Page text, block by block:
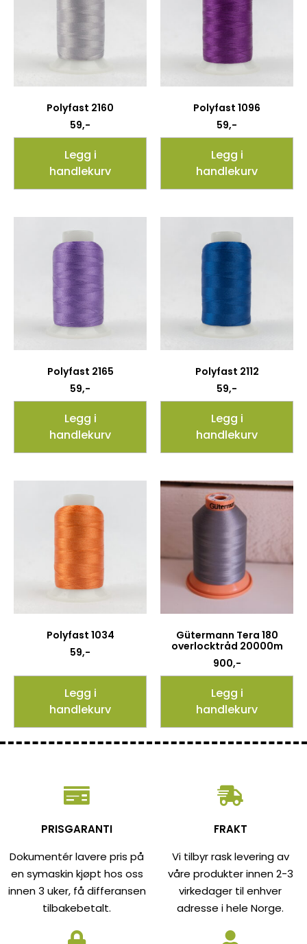
Polyfast 2160
59,-
Legg i
handlekurv
Polyfast 1096
59,-
Legg i
handlekurv
Polyfast 2165
59,-
Legg i
handlekurv
Polyfast 2112
59,-
Legg i
handlekurv
Polyfast 1034
59,-
Legg i
handlekurv
Gütermann Tera 180
overlocktråd 20000m
900,-
Legg i
handlekurv
PRISGARANTI
Dokumentér lavere pris på
en symaskin kjøpt hos oss
innen 3 uker, få differansen
tilbakebetalt.
FRAKT
Vi tilbyr rask levering av
våre produkter innen 2-3
virkedager til enhver
adresse i hele Norge.